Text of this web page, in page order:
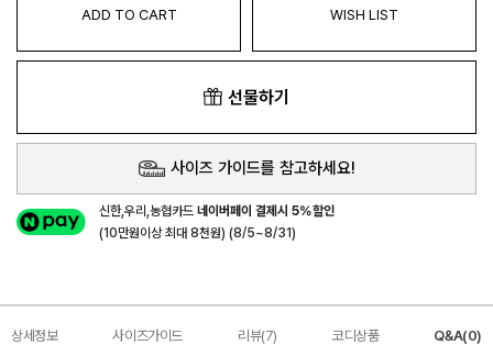
ADD TO CART WISH LIST
선물하기
사이즈 가이드를 참고하세요!
신한,우리,농협카드네이버페이 결제시 5%할인
(10만원이상 최대 8천원) (8/5~8/31)
상세정보 사이즈가이드 리뷰(7) 코디상품 Q&A(0)